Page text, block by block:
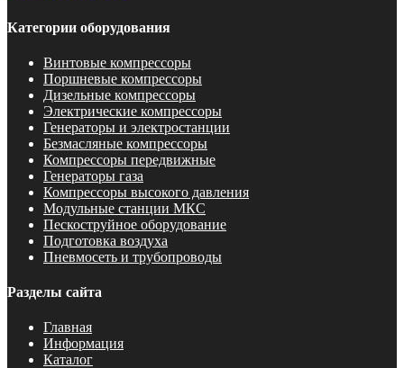
Категории оборудования
Винтовые компрессоры
Поршневые компрессоры
Дизельные компрессоры
Электрические компрессоры
Генераторы и электростанции
Безмасляные компрессоры
Компрессоры передвижные
Генераторы газа
Компрессоры высокого давления
Модульные станции МКС
Пескоструйное оборудование
Подготовка воздуха
Пневмосеть и трубопроводы
Разделы сайта
Главная
Информация
Каталог